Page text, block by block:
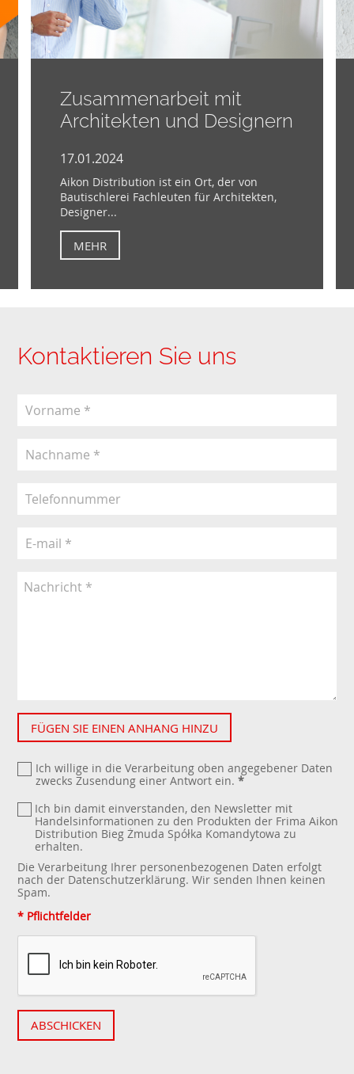
Zusammenarbeit mit
Architekten und Designern
17.01.2024
Aikon Distribution ist ein Ort, der von
Bautischlerei Fachleuten für Architekten,
Designer...
MEHR
Kontaktieren Sie uns
FÜGEN SIE EINEN ANHANG HINZU
Ich willige in die Verarbeitung oben angegebener Daten
zwecks Zusendung einer Antwort ein. *
Ich bin damit einverstanden, den Newsletter mit
Handelsinformationen zu den Produkten der Frima Aikon
Distribution Bieg Żmuda Spółka Komandytowa zu
erhalten.
Die Verarbeitung Ihrer personenbezogenen Daten erfolgt
nach der Datenschutzerklärung. Wir senden Ihnen keinen
Spam.
* Pflichtfelder
ABSCHICKEN